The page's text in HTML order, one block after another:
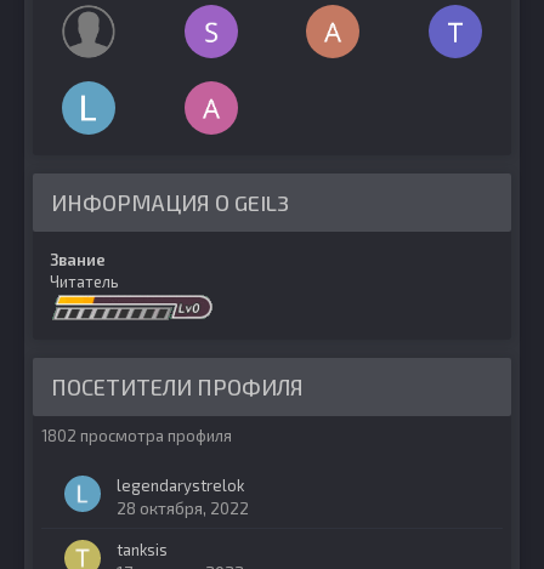
ИНФОРМАЦИЯ О GEIL3
Звание
Читатель
ПОСЕТИТЕЛИ ПРОФИЛЯ
1802 просмотра профиля
legendarystrelok
28 октября, 2022
tanksis